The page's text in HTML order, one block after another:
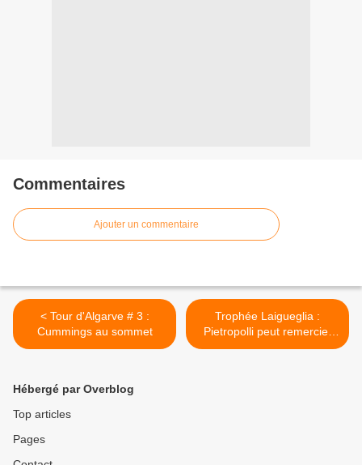
Commentaires
Ajouter un commentaire
< Tour d'Algarve # 3 :
Cummings au sommet
Trophée Laigueglia :
Pietropolli peut remercier
son équipe >
Hébergé par Overblog
Top articles
Pages